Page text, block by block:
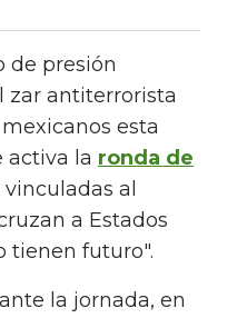
de presión
zar antiterrorista
esta
activa la ronda de
al
a Estados
tienen futuro".
la jornada, en